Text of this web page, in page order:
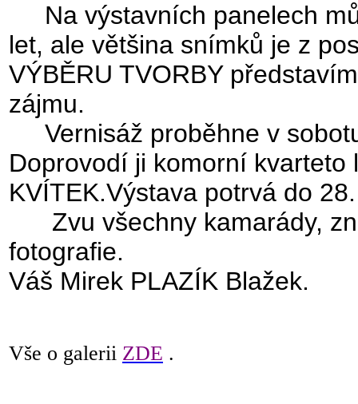
Na výstavních panelech
let, ale většina snímků je z
VÝBĚRU TVORBY
zájmu.
Vernisáž proběhne v
Doprovodí ji komorní
KVÍTEK.Výstava potrvá do
Zvu všechny kamarády,
fotografie.
Váš Mirek PLAZÍK Blažek.
Vše o galerii ZDE .